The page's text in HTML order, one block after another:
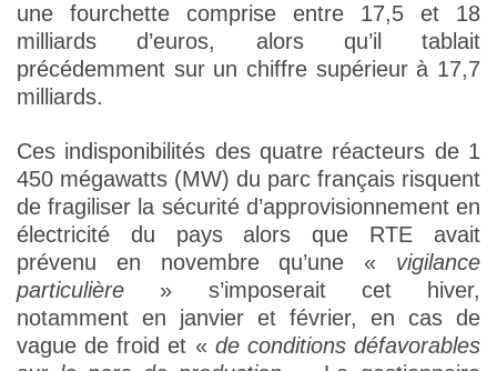
une fourchette comprise entre 17,5 et 18
milliards d’euros, alors qu’il tablait
précédemment sur un chiffre supérieur à 17,7
milliards.
Ces indisponibilités des quatre réacteurs de 1
450 mégawatts (MW) du parc français risquent
de fragiliser la sécurité d’approvisionnement en
électricité du pays alors que RTE avait
prévenu en novembre qu’une « vigilance
particulière » s’imposerait cet hiver,
notamment en janvier et février, en cas de
vague de froid et « de conditions défavorables